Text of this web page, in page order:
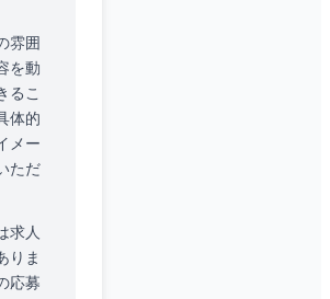
雰囲
を動
るこ
体的
メー
ただ
求人
りま
応募